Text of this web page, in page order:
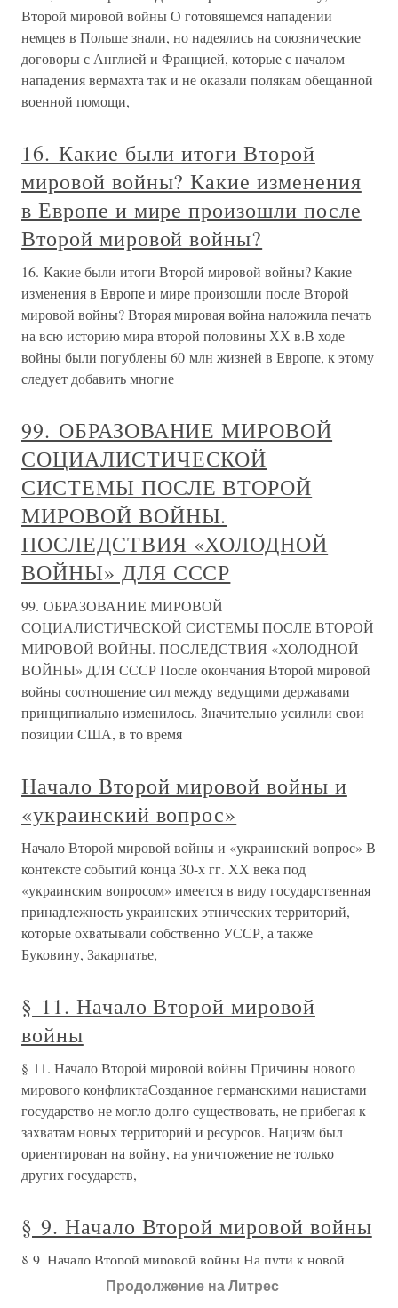
Второй мировой войны О готовящемся нападении
немцев в Польше знали, но надеялись на союзнические
договоры с Англией и Францией, которые с началом
нападения вермахта так и не оказали полякам обещанной
военной помощи,
16. Какие были итоги Второй
мировой войны? Какие изменения
в Европе и мире произошли после
Второй мировой войны?
16. Какие были итоги Второй мировой войны? Какие
изменения в Европе и мире произошли после Второй
мировой войны? Вторая мировая война наложила печать
на всю историю мира второй половины ХХ в.В ходе
войны были погублены 60 млн жизней в Европе, к этому
следует добавить многие
99. ОБРАЗОВАНИЕ МИРОВОЙ
СОЦИАЛИСТИЧЕСКОЙ
СИСТЕМЫ ПОСЛЕ ВТОРОЙ
МИРОВОЙ ВОЙНЫ.
ПОСЛЕДСТВИЯ «ХОЛОДНОЙ
ВОЙНЫ» ДЛЯ СССР
99. ОБРАЗОВАНИЕ МИРОВОЙ
СОЦИАЛИСТИЧЕСКОЙ СИСТЕМЫ ПОСЛЕ ВТОРОЙ
МИРОВОЙ ВОЙНЫ. ПОСЛЕДСТВИЯ «ХОЛОДНОЙ
ВОЙНЫ» ДЛЯ СССР После окончания Второй мировой
войны соотношение сил между ведущими державами
принципиально изменилось. Значительно усилили свои
позиции США, в то время
Начало Второй мировой войны и
«украинский вопрос»
Начало Второй мировой войны и «украинский вопрос» В
контексте событий конца 30-х гг. XX века под
«украинским вопросом» имеется в виду государственная
принадлежность украинских этнических территорий,
которые охватывали собственно УССР, а также
Буковину, Закарпатье,
§ 11. Начало Второй мировой
войны
§ 11. Начало Второй мировой войны Причины нового
мирового конфликтаСозданное германскими нацистами
государство не могло долго существовать, не прибегая к
захватам новых территорий и ресурсов. Нацизм был
ориентирован на войну, на уничтожение не только
других государств,
§ 9. Начало Второй мировой войны
§ 9. Начало Второй мировой войны На пути к новой
мировой войне: провал идеи коллективной
Продолжение на Литрес